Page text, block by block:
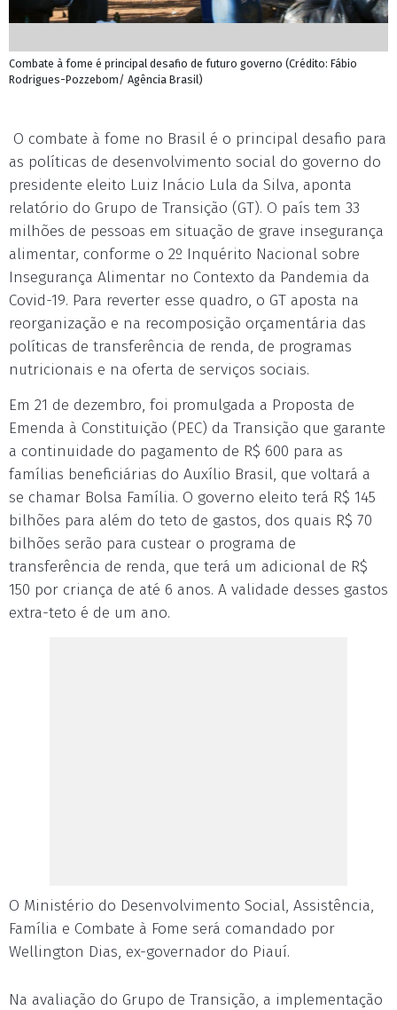
Combate à fome é principal desafio de futuro governo (Crédito: Fábio
Rodrigues-Pozzebom/ Agência Brasil)
O combate à fome no Brasil é o principal desafio para
as políticas de desenvolvimento social do governo do
presidente eleito Luiz Inácio Lula da Silva, aponta
relatório do Grupo de Transição (GT). O país tem 33
milhões de pessoas em situação de grave insegurança
alimentar, conforme o 2º Inquérito Nacional sobre
Insegurança Alimentar no Contexto da Pandemia da
Covid-19. Para reverter esse quadro, o GT aposta na
reorganização e na recomposição orçamentária das
políticas de transferência de renda, de programas
nutricionais e na oferta de serviços sociais.
Em 21 de dezembro, foi promulgada a Proposta de
Emenda à Constituição (PEC) da Transição que garante
a continuidade do pagamento de R$ 600 para as
famílias beneficiárias do Auxílio Brasil, que voltará a
se chamar Bolsa Família. O governo eleito terá R$ 145
bilhões para além do teto de gastos, dos quais R$ 70
bilhões serão para custear o programa de
transferência de renda, que terá um adicional de R$
150 por criança de até 6 anos. A validade desses gastos
extra-teto é de um ano.
O Ministério do Desenvolvimento Social, Assistência,
Família e Combate à Fome será comandado por
Wellington Dias, ex-governador do Piauí.
Na avaliação do Grupo de Transição, a implementação